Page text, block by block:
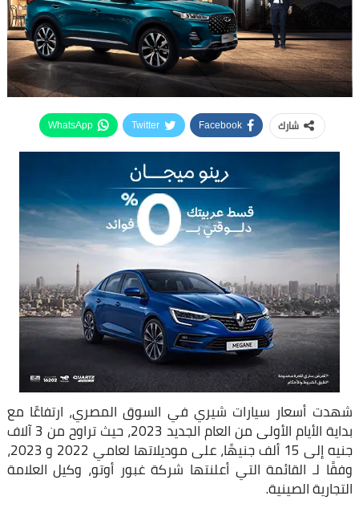
شارك Facebook
Twitter
WhatsApp
شهدت أسعار سيارات شيري في السوق المصري، ارتفاعًا مع
بداية الأيام الأولى من العام الجديد 2023، حيث تراوح من 3 آلاف
جنيه إلى 15 ألف جنيهًا، على موديلاتها لعامي 2022 و 2023،
وفقًا لـ القائمة التي أعلنتها شركة غبور أوتو، وكيل العلامة
التجارية الصينية.